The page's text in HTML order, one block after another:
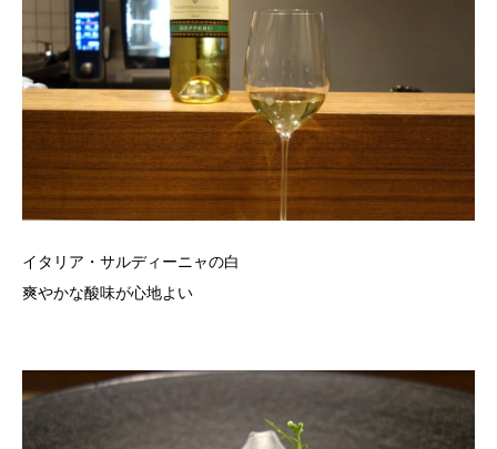
イタリア・サルディーニャの白
爽やかな酸味が心地よい